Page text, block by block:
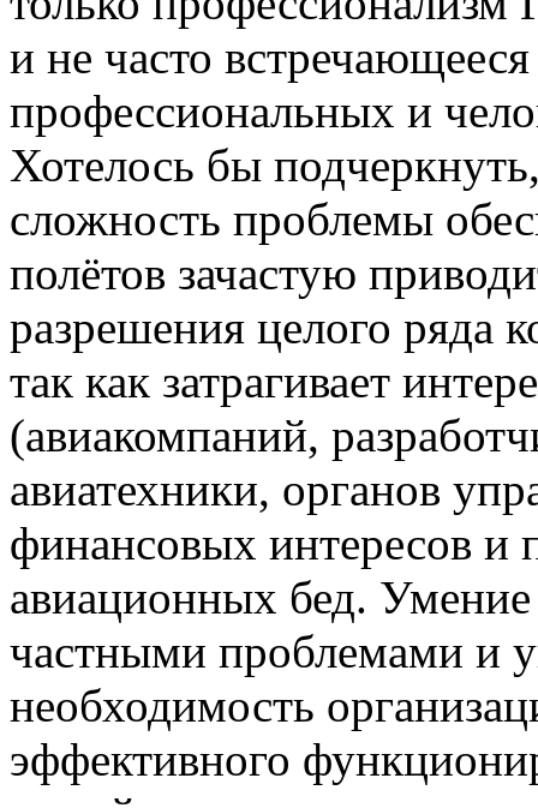
и не часто
профессиональных и
Хотелось бы
сложность проблемы
полётов зачастую
разрешения целого ряда
так как затрагивает
(авиакомпаний,
авиатехники, органов
финансовых интересов и
авиационных бед. Умение
частными проблемами и
необходимость
эффективного